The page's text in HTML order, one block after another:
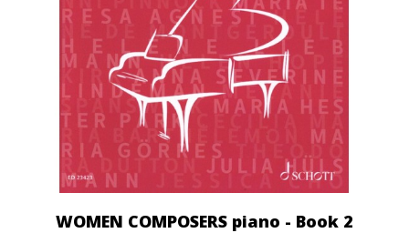
WOMEN COMPOSERS piano - Book 2